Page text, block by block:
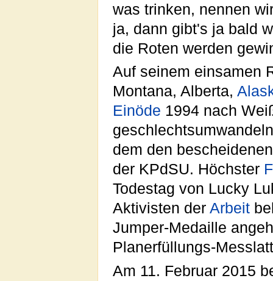
was trinken, nennen
ja, dann gibt's ja bald
die Roten werden
Auf seinem einsamen
Montana, Alberta,
Einöde 1994 nach
dem den
der KPdSU. Höchster
Todestag von Lucky
Aktivisten der Arbeit
Jumper-Medaille
Planerfüllungs-
Am 11. Februar 2015